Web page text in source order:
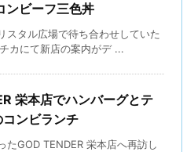
ンビーフ三色丼
スタル広場で待ち合わせしていた
カにて新店の案内がデ ...
栄本店でハンバーグとテ
ンビランチ
たGOD TENDER 栄本店へ再訪し